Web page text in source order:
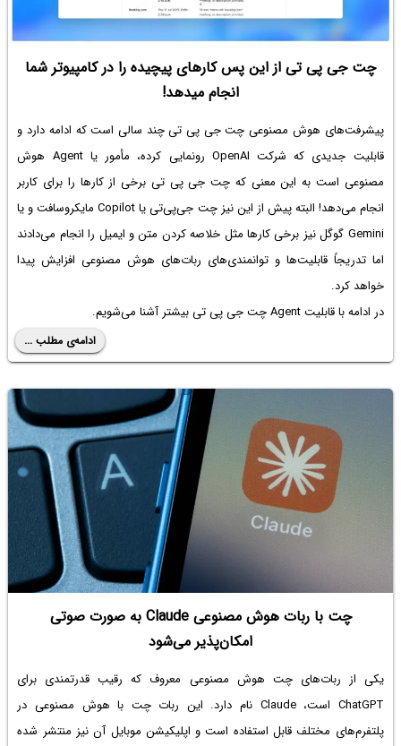
چت جی پی تی از این پس کارهای پیچیده را در کامپیوتر شما
انجام میدهد!
پیشرفت‌های هوش مصنوعی چت جی پی تی چند سالی است که ادامه دارد و
قابلیت جدیدی که شرکت OpenAI رونمایی کرده، مأمور یا Agent هوش
مصنوعی است به این معنی که چت جی پی تی برخی از کارها را برای کاربر
انجام می‌دهد! البته پیش از این نیز چت جی‌پی‌تی یا Copilot مایکروسافت و یا
Gemini گوگل نیز برخی کارها مثل خلاصه کردن متن و ایمیل را انجام می‌دادند
اما تدریجاً قابلیت‌ها و توانمندی‌های ربات‌های هوش مصنوعی افزایش پیدا
خواهد کرد.
در ادامه با قابلیت Agent چت جی پی تی بیشتر آشنا می‌شویم.
ادامه‌ی مطلب ...
چت با ربات هوش مصنوعی Claude به صورت صوتی
امکان‌پذیر می‌شود
یکی از ربات‌های چت هوش مصنوعی معروف که رقیب قدرتمندی برای
ChatGPT است، Claude نام دارد. این ربات چت با هوش مصنوعی در
پلتفرم‌های مختلف قابل استفاده است و اپلیکیشن موبایل آن نیز منتشر شده